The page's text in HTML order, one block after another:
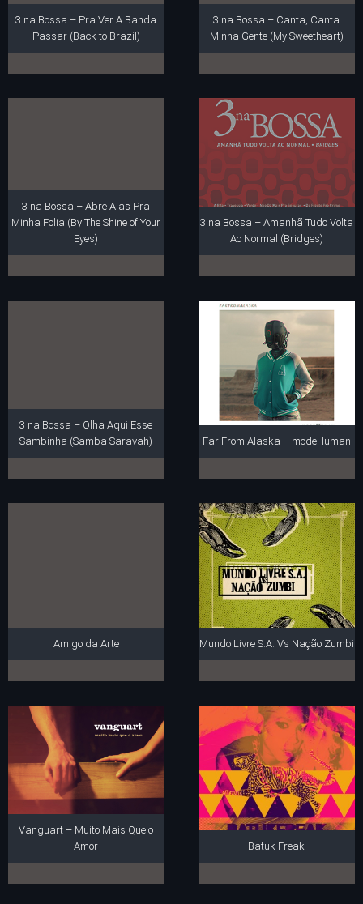
3 na Bossa – Pra Ver A Banda
Passar (Back to Brazil)
3 na Bossa – Canta, Canta
Minha Gente (My Sweetheart)
3 na Bossa – Abre Alas Pra
Minha Folia (By The Shine of Your
Eyes)
3 na Bossa – Amanhã Tudo Volta
Ao Normal (Bridges)
3 na Bossa – Olha Aqui Esse
Sambinha (Samba Saravah)
Far From Alaska – modeHuman
Amigo da Arte Mundo Livre S.A. Vs Nação Zumbi
Vanguart – Muito Mais Que o
Amor
Batuk Freak